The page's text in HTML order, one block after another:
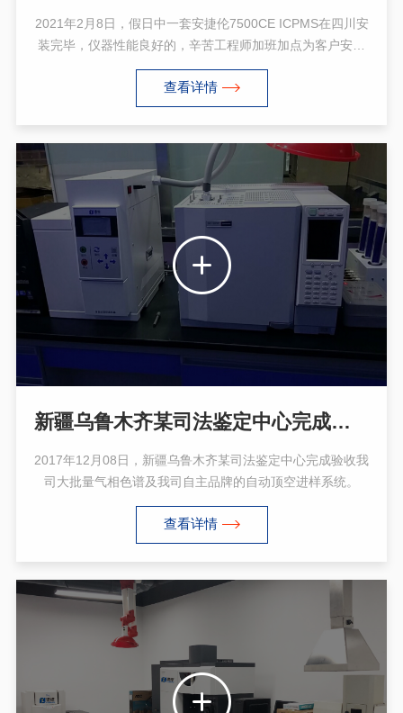
2021年2月8日，假日中一套安捷伦7500CE ICPMS在四川安
装完毕，仪器性能良好的，辛苦工程师加班加点为客户安装
调试仪器并做培训探讨，感谢客户的认可与支持! 谱标提供假
日增值服务，仪器维护维保有保障。
查看详情
新疆乌鲁木齐某司法鉴定中心完成验收我司大批量气相色谱及我司自主品牌的自动顶空进样系统
2017年12月08日，新疆乌鲁木齐某司法鉴定中心完成验收我
司大批量气相色谱及我司自主品牌的自动顶空进样系统。
查看详情